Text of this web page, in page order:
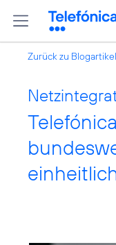
Zurück zu